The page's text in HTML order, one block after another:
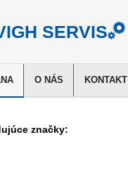
SERVIS
O NÁS KONTAKT
značky: